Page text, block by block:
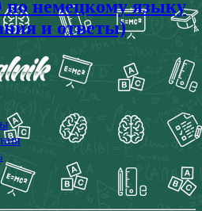
немецкому языку
и ответы)